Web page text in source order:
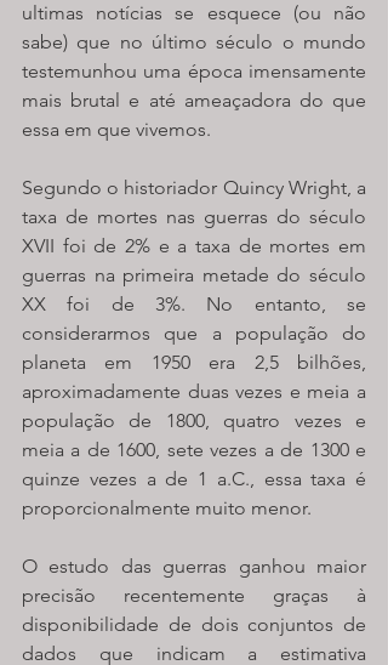
ultimas notícias se esquece (ou não
sabe) que no último século o mundo
testemunhou uma época imensamente
mais brutal e até ameaçadora do que
essa em que vivemos.
Segundo o historiador Quincy Wright, a
taxa de mortes nas guerras do século
XVII foi de 2% e a taxa de mortes em
guerras na primeira metade do século
XX foi de 3%. No entanto, se
considerarmos que a população do
planeta em 1950 era 2,5 bilhões,
aproximadamente duas vezes e meia a
população de 1800, quatro vezes e
meia a de 1600, sete vezes a de 1300 e
quinze vezes a de 1 a.C., essa taxa é
proporcionalmente muito menor.
O estudo das guerras ganhou maior
precisão recentemente graças à
disponibilidade de dois conjuntos de
dados que indicam a estimativa